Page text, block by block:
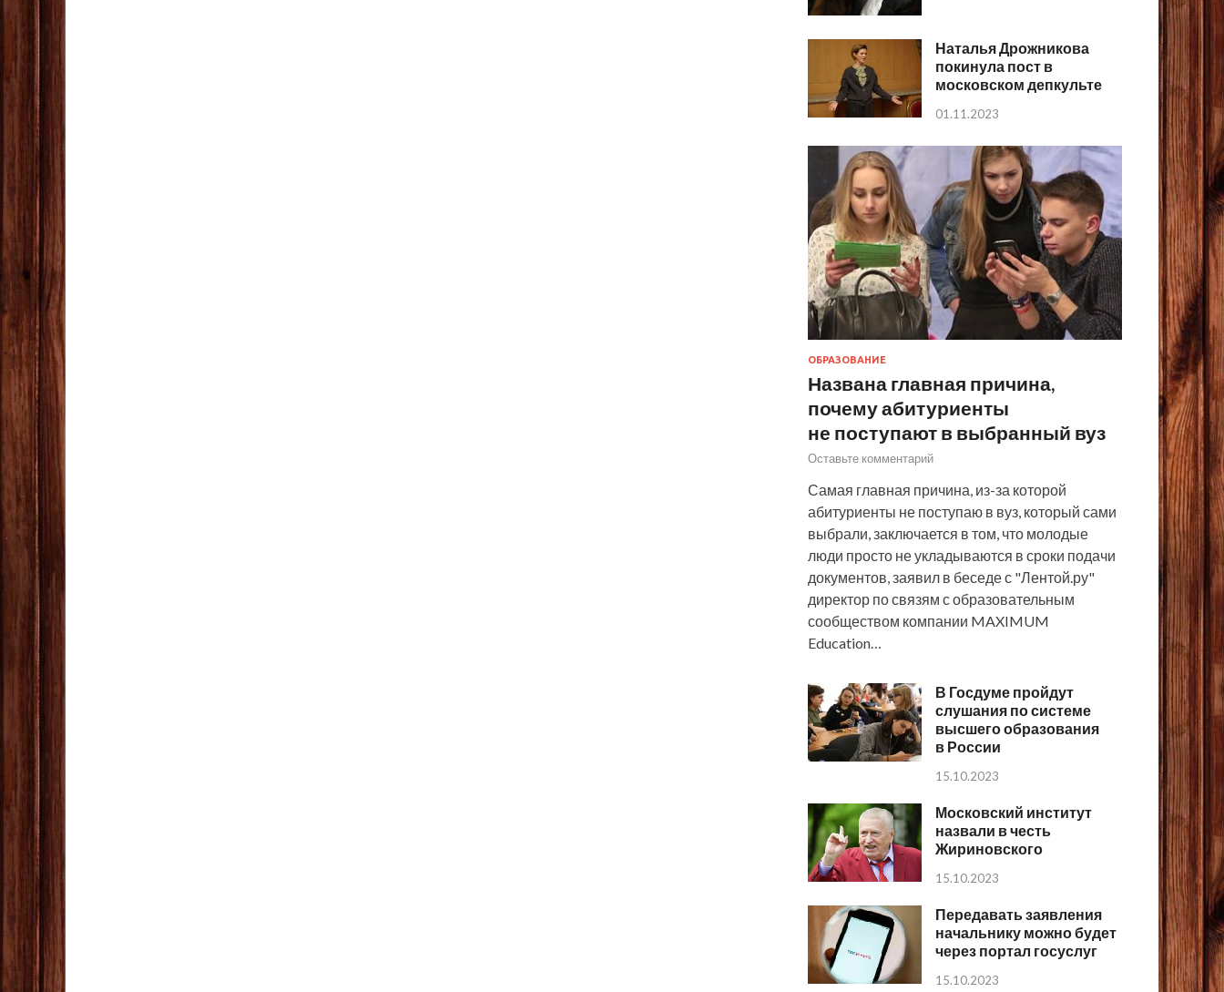
Наталья Дрожникова
покинула пост в
московском депкульте
01.11.2023
ОБРАЗОВАНИЕ
Названа главная причина,
почему абитуриенты
не поступают в выбранный вуз
Оставьте комментарий
Самая главная причина, из-за которой
абитуриенты не поступаю в вуз, который сами
выбрали, заключается в том, что молодые
люди просто не укладываются в сроки подачи
документов, заявил в беседе с "Лентой.ру"
директор по связям с образовательным
сообществом компании MAXIMUM
Education…
В Госдуме пройдут
слушания по системе
высшего образования
в России
15.10.2023
Московский институт
назвали в честь
Жириновского
15.10.2023
Передавать заявления
начальнику можно будет
через портал госуслуг
15.10.2023